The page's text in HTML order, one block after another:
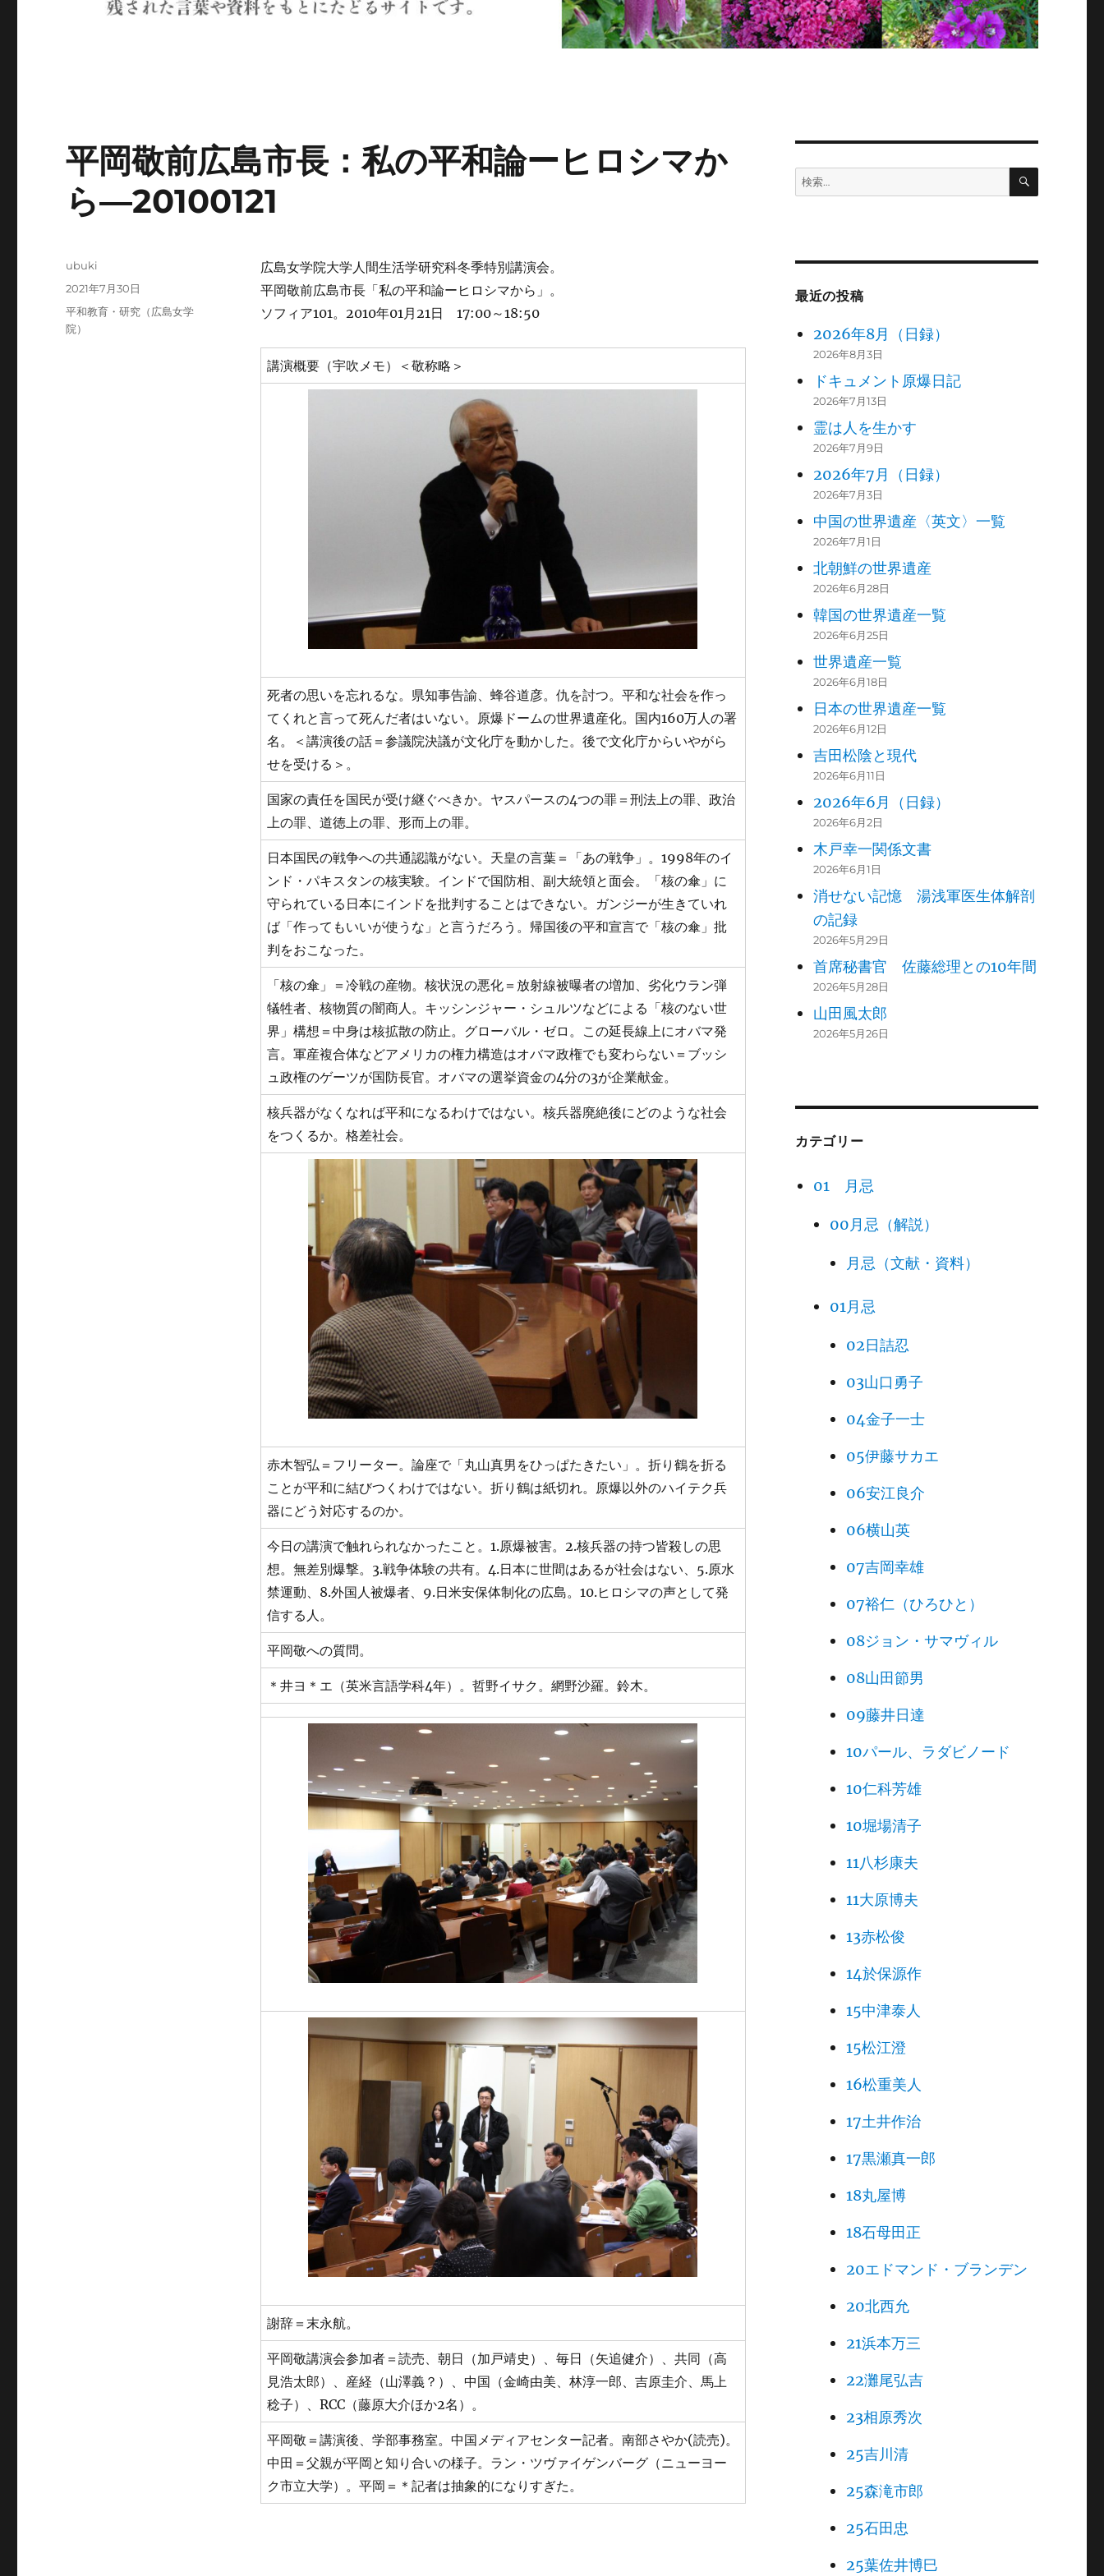
平岡敬前広島市長：私の平和論ーヒロシマか
ら―20100121
広島女学院大学人間生活学研究科冬季特別講演会。
平岡敬前広島市長「私の平和論ーヒロシマから」。
ソフィア101。2010年01月21日 17:00～18:50
講演概要（宇吹メモ）＜敬称略＞
死者の思いを忘れるな。県知事告諭、蜂谷道彦。仇を討つ。平和な社会を作っ
てくれと言って死んだ者はいない。原爆ドームの世界遺産化。国内160万人の署
名。＜講演後の話＝参議院決議が文化庁を動かした。後で文化庁からいやがら
せを受ける＞。
国家の責任を国民が受け継ぐべきか。ヤスパースの4つの罪＝刑法上の罪、政治
上の罪、道徳上の罪、形而上の罪。
日本国民の戦争への共通認識がない。天皇の言葉＝「あの戦争」。1998年のイ
ンド・パキスタンの核実験。インドで国防相、副大統領と面会。「核の傘」に
守られている日本にインドを批判することはできない。ガンジーが生きていれ
ば「作ってもいいが使うな」と言うだろう。帰国後の平和宣言で「核の傘」批
判をおこなった。
「核の傘」＝冷戦の産物。核状況の悪化＝放射線被曝者の増加、劣化ウラン弾
犠牲者、核物質の闇商人。キッシンジャー・シュルツなどによる「核のない世
界」構想＝中身は核拡散の防止。グローバル・ゼロ。この延長線上にオバマ発
言。軍産複合体などアメリカの権力構造はオバマ政権でも変わらない＝ブッシ
ュ政権のゲーツが国防長官。オバマの選挙資金の4分の3が企業献金。
核兵器がなくなれば平和になるわけではない。核兵器廃絶後にどのような社会
をつくるか。格差社会。
赤木智弘＝フリーター。論座で「丸山真男をひっぱたきたい」。折り鶴を折る
ことが平和に結びつくわけではない。折り鶴は紙切れ。原爆以外のハイテク兵
器にどう対応するのか。
今日の講演で触れられなかったこと。1.原爆被害。2.核兵器の持つ皆殺しの思
想。無差別爆撃。3.戦争体験の共有。4.日本に世間はあるが社会はない、5.原水
禁運動、8.外国人被爆者、9.日米安保体制化の広島。10.ヒロシマの声として発
信する人。
平岡敬への質問。
＊井ヨ＊エ（英米言語学科4年）。哲野イサク。網野沙羅。鈴木。
謝辞＝末永航。
平岡敬講演会参加者＝読売、朝日（加戸靖史）、毎日（矢追健介）、共同（高
見浩太郎）、産経（山澤義？）、中国（金崎由美、林淳一郎、吉原圭介、馬上
稔子）、RCC（藤原大介ほか2名）。
平岡敬＝講演後、学部事務室。中国メディアセンター記者。南部さやか(読売)。
中田＝父親が平岡と知り合いの様子。ラン・ツヴァイゲンバーグ（ニューヨー
ク市立大学）。平岡＝＊記者は抽象的になりすぎた。
投
ubuki
投
稿
日:
2021年7月30日
カ
テ
平和教育・研究（広島女学
院）
検
索:
検
最近の投稿
2026年8月（日録）
2026年8月3日
ドキュメント原爆日記
2026年7月13日
霊は人を生かす
2026年7月9日
2026年7月（日録）
2026年7月3日
中国の世界遺産〈英文〉一覧
2026年7月1日
北朝鮮の世界遺産
2026年6月28日
韓国の世界遺産一覧
2026年6月25日
世界遺産一覧
2026年6月18日
日本の世界遺産一覧
2026年6月12日
吉田松陰と現代
2026年6月11日
2026年6月（日録）
2026年6月2日
木戸幸一関係文書
2026年6月1日
消せない記憶 湯浅軍医生体解剖
の記録
2026年5月29日
首席秘書官 佐藤総理との10年間
2026年5月28日
山田風太郎
2026年5月26日
カテゴリー
01 月忌
00月忌（解説）
月忌（文献・資料）
01月忌
02日詰忍
03山口勇子
04金子一士
05伊藤サカエ
06安江良介
06横山英
07吉岡幸雄
07裕仁（ひろひと）
08ジョン・サマヴィル
08山田節男
09藤井日達
10パール、ラダビノード
10仁科芳雄
10堀場清子
11八杉康夫
11大原博夫
13赤松俊
14於保源作
15中津泰人
15松江澄
16松重美人
17土井作治
17黒瀬真一郎
18丸屋博
18石母田正
20エドマンド・ブランデン
20北西允
21浜本万三
22灘尾弘吉
23相原秀次
25吉川清
25森滝市郎
25石田忠
25葉佐井博巳